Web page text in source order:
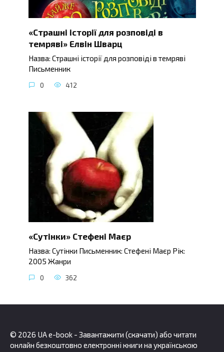
«Страшні історії для розповіді в
темряві» Елвін Шварц
Назва: Страшні історії для розповіді в темряві
Письменник
0 412
«Сутінки» Стефені Маєр
Назва: Сутінки Письменник: Стефені Маєр Рік:
2005 Жанри
0 362
© 2026 UA e-book - Завантажити (скачати) або читати
онлайн безкоштовно електронні книги на українською